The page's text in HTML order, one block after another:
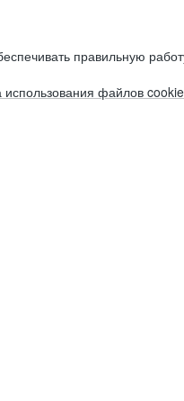
правильную
использования файлов cookie